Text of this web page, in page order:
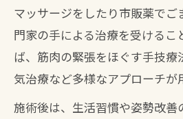
八幡西区で口コミ評
徴
保険適用と自費施術
腰痛や骨盤矯正も含
肩こり予防と再発対策を
マッサージをしたり市販薬で
門家の手による治療を受けるこ
ば、筋肉の緊張をほぐす手技療
気治療など多様なアプローチが
施術後は、生活習慣や姿勢改善